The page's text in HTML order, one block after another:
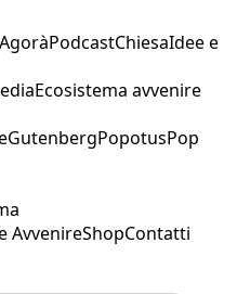
AgoràPodcastChiesaIdee e
Ecosistema avvenire
GutenbergPopotusPop
AvvenireShopContatti